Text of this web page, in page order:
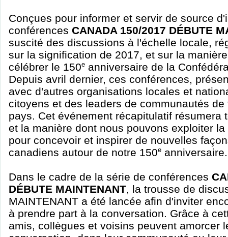
Conçues pour informer et servir de source
conférences CANADA 150/2017 DÉBUTE
suscité des discussions à l'échelle locale,
sur la signification de 2017, et sur la
célébrer le 150e anniversaire de la
Depuis avril dernier, ces conférences,
avec d'autres organisations locales et
citoyens et des leaders de communautés
pays. Cet événement récapitulatif résumera
et la manière dont nous pouvons exploiter
pour concevoir et inspirer de nouvelles
canadiens autour de notre 150e anniversaire.
Dans le cadre de la série de conférences
DÉBUTE MAINTENANT, la trousse de
MAINTENANT a été lancée afin d'inviter
à prendre part à la conversation. Grâce à
amis, collègues et voisins peuvent amorcer